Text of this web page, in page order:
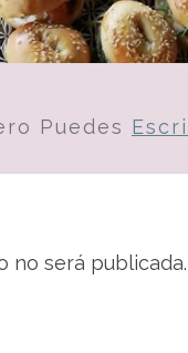
Puedes
no será publicada.